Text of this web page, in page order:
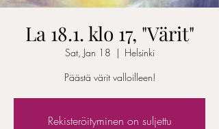
La 18.1. klo 17, "Värit"
Sat, Jan 18
  |
Helsinki
Päästä värit valloilleen!
Rekisteröityminen on suljettu